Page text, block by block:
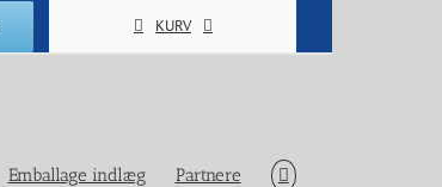
KURV
Emballage indlæg Partnere